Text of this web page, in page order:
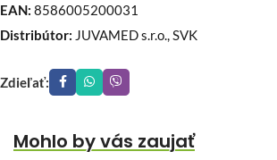
EAN: 8586005200031
Distribútor: JUVAMED s.r.o., SVK
Zdieľať:
Mohlo by vás zaujať